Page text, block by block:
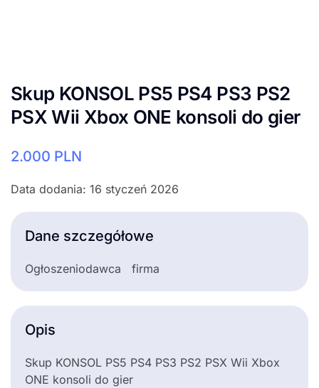
Skup KONSOL PS5 PS4 PS3 PS2
PSX Wii Xbox ONE konsoli do gier
2.000 PLN
Data dodania: 16 styczeń 2026
Dane szczegółowe
Ogłoszeniodawca firma
Opis
Skup KONSOL PS5 PS4 PS3 PS2 PSX Wii Xbox
ONE konsoli do gier